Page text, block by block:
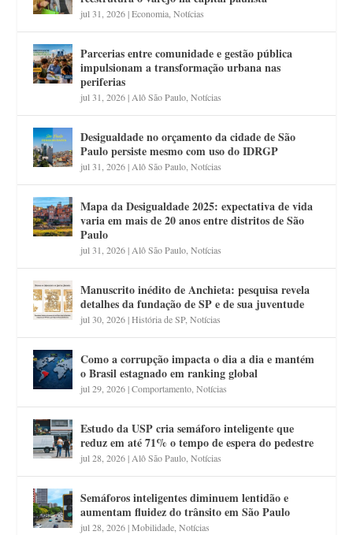
jul 31, 2026|Economia ,Notícias
Parcerias entre comunidade e gestão pública
impulsionam a transformação urbana nas
periferias
jul 31, 2026| Alô São Paulo ,Notícias
Desigualdade no orçamento da cidade de São
Paulo persiste mesmo com uso do IDRGP
jul 31, 2026| Alô São Paulo ,Notícias
Mapa da Desigualdade 2025: expectativa de vida
varia em mais de 20 anos entre distritos de São
Paulo
jul 31, 2026| Alô São Paulo ,Notícias
Manuscrito inédito de Anchieta: pesquisa revela
detalhes da fundação de SP e de sua juventude
jul 30, 2026|História de SP,Notícias
Como a corrupção impacta o dia a dia e mantém
o Brasil estagnado em ranking global
jul 29, 2026|Comportamento ,Notícias
Estudo da USP cria semáforo inteligente que
reduz em até 71% o tempo de espera do pedestre
jul 28, 2026| Alô São Paulo ,Notícias
Semáforos inteligentes diminuem lentidão e
aumentam fluidez do trânsito em São Paulo
jul 28, 2026|Mobilidade ,Notícias